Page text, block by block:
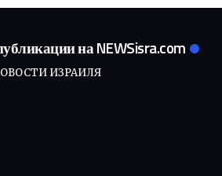
на NEWSisra.com
ИЗРАИЛЯ